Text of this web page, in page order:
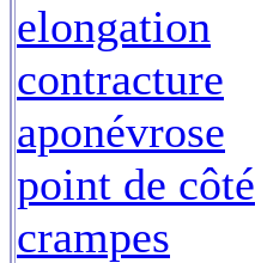
elongation
contracture
aponévrose
point de côté
crampes